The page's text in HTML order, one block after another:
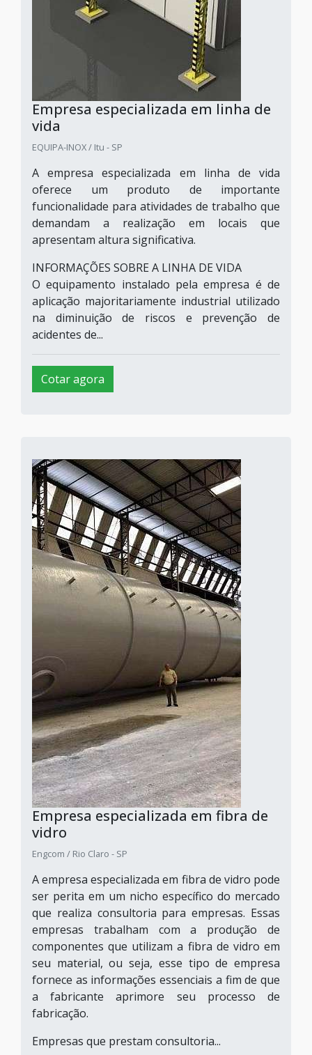
Empresa especializada em linha de
vida
EQUIPA-INOX / Itu - SP
A empresa especializada em linha de vida
oferece um produto de importante
funcionalidade para atividades de trabalho que
demandam a realização em locais que
apresentam altura significativa.
INFORMAÇÕES SOBRE A LINHA DE VIDA
O equipamento instalado pela empresa é de
aplicação majoritariamente industrial utilizado
na diminuição de riscos e prevenção de
acidentes de...
Cotar agora
Empresa especializada em fibra de
vidro
Engcom / Rio Claro - SP
A empresa especializada em fibra de vidro pode
ser perita em um nicho específico do mercado
que realiza consultoria para empresas. Essas
empresas trabalham com a produção de
componentes que utilizam a fibra de vidro em
seu material, ou seja, esse tipo de empresa
fornece as informações essenciais a fim de que
a fabricante aprimore seu processo de
fabricação.
Empresas que prestam consultoria...